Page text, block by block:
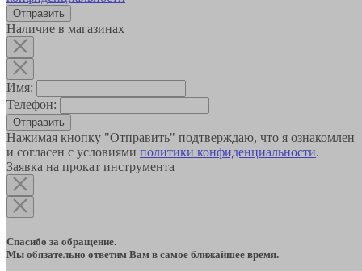
Наличие в магазинах
Имя:
Телефон:
Отправить
Нажимая кнопку "Отправить" подтверждаю, что я ознакомлен
и согласен с условиями политики конфиденциальности.
Заявка на прокат инструмента
Спасибо за обращение.
Мы обязательно ответим Вам в самое ближайшее время.